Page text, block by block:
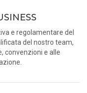
e regolamentare del
del nostro team,
convenzioni e alle